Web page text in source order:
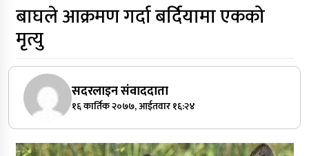
बाघले आक्रमण गर्दा बर्दियामा एकको
मृत्यु
सदरलाइन संवाददाता
१६ कार्तिक २०७७, आईतवार १६:२४